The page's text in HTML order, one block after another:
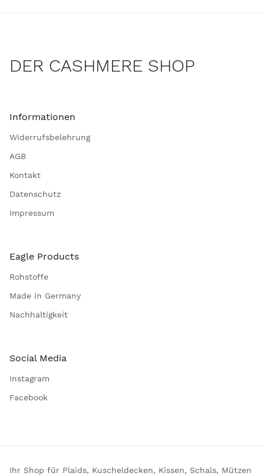
DER CASHMERE SHOP
Informationen
Widerrufsbelehrung
AGB
Kontakt
Datenschutz
Impressum
Eagle Products
Rohstoffe
Made in Germany
Nachhaltigkeit
Social Media
Instagram
Facebook
Ihr Shop für Plaids, Kuscheldecken, Kissen, Schals, Mützen